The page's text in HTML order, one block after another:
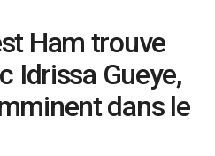
Ham trouve
Idrissa Gueye,
dans le